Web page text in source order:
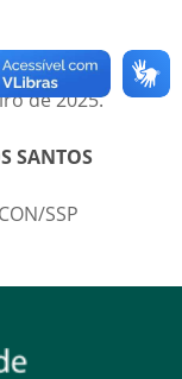
de 2025.
SANTOS
SSP